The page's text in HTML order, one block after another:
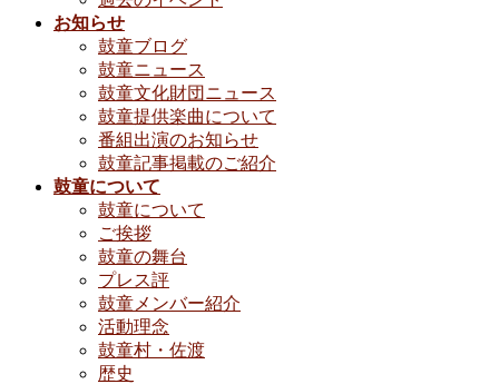
お知らせ
鼓童ブログ
鼓童ニュース
鼓童文化財団ニュース
鼓童提供楽曲について
番組出演のお知らせ
鼓童記事掲載のご紹介
鼓童について
鼓童について
ご挨拶
鼓童の舞台
プレス評
鼓童メンバー紹介
活動理念
鼓童村・佐渡
歴史